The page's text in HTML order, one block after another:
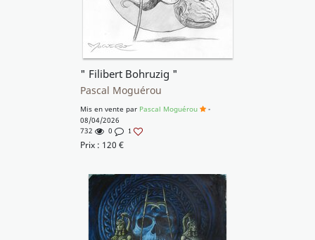
" Filibert Bohruzig "
Pascal Moguérou
Mis en vente par Pascal Moguérou
-
08/04/2026
732
0 1
Prix : 120 €